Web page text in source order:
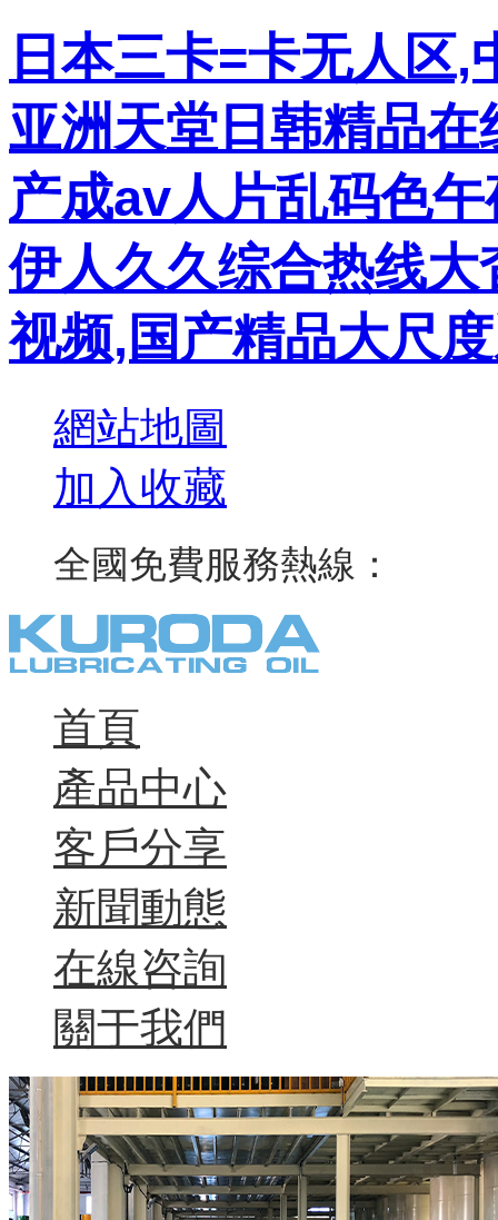
日本三卡=卡无人区
亚洲天堂日韩精品
产成av人片乱码色
伊人久久综合热线
视频,国产精品大尺
網站地圖
加入收藏
全國免費服務熱線：
首頁
產品中心
客戶分享
新聞動態
在線咨詢
關于我們